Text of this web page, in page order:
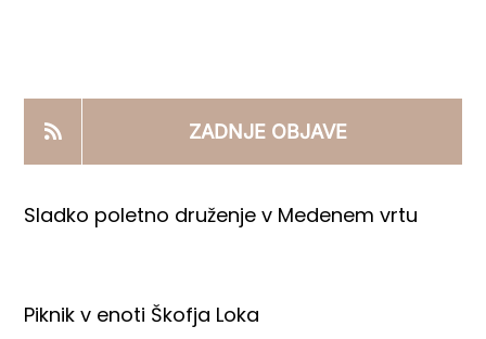
PRODAJNI IZDELKI
AKTUALNO
ZADNJE OBJAVE
Sladko poletno druženje v Medenem vrtu
Piknik v enoti Škofja Loka